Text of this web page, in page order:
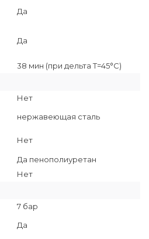
Да
Да
38 мин (при дельта T=45°C)
Нет
нержавеющая сталь
Нет
Да пенополиуретан
Нет
7 бар
Да